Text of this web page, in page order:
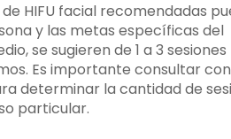
HIFU facial recomendadas
y las metas específicas del
se sugieren de 1 a 3
Es importante consultar
determinar la cantidad de
particular.